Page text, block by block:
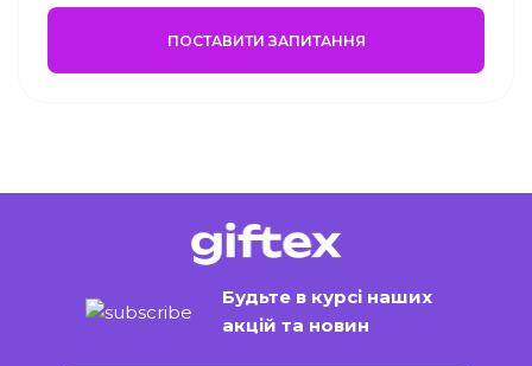
ПОСТАВИТИ ЗАПИТАННЯ
Будьте в курсі наших
акцій та новин